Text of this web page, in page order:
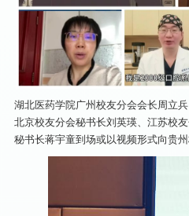
湖北医药学院广州校友分会会长周立
北京校友分会秘书长刘英瑛、江苏校
秘书长蒋宇童到场或以视频形式向贵